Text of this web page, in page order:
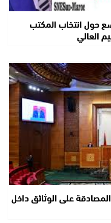
حول انتخاب المكتب
العالي
على الوثائق داخل